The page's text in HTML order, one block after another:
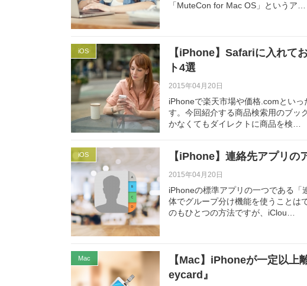
「MuteCon for Mac OS」というア…
iOS
【iPhone】Safariに入れて
ト4選
2015年04月20日
iPhoneで楽天市場や価格.comとい
す。今回紹介する商品検索用のブッ
かなくてもダイレクトに商品を検…
iOS 【iPhone】連絡先アプリの
2015年04月20日
iPhoneの標準アプリの一つである
体でグループ分け機能を使うことは
のもひとつの方法ですが、iClou…
Mac
【Mac】iPhoneが一定以上
eycard』